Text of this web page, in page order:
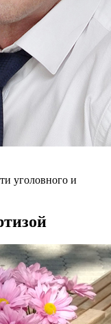
уголовного и